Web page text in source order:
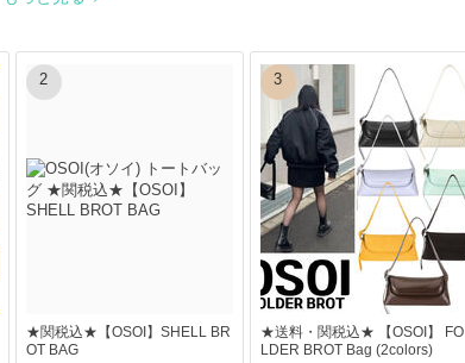
2
★関税込★【OSOI】SHELL BR
OT BAG
3
★送料・関税込★ 【OSOI】 FO
LDER BROT Bag (2colors)